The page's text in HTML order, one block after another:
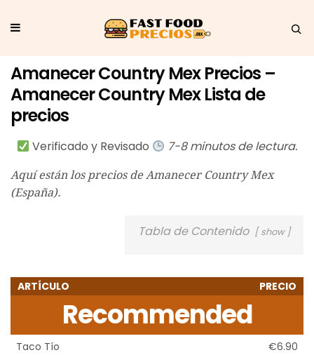
Amanecer Country Mex Precios –
Amanecer Country Mex Lista de
precios
Verificado y Revisado 7-8 minutos de lectura.
Aquí están los precios de Amanecer Country Mex
(España).
Tabla de Contenido show
ARTÍCULO PRECIO
Recommended
Taco Tío
€6.90